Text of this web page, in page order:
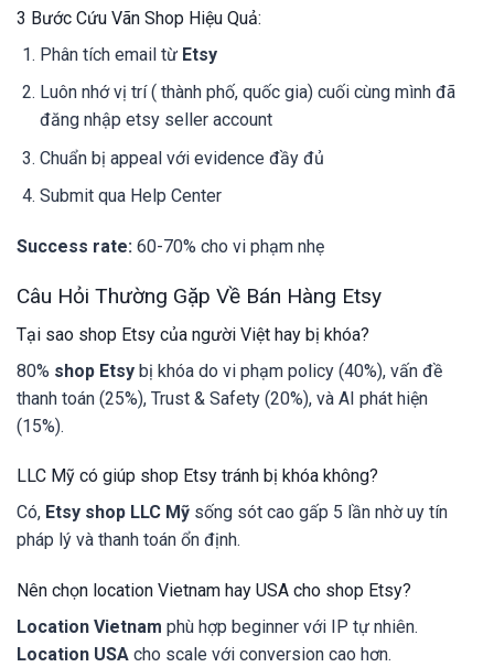
3 Bước Cứu Vãn Shop Hiệu Quả:
Phân tích email từ Etsy
Luôn nhớ vị trí ( thành phố, quốc gia) cuối cùng mình đã
đăng nhập etsy seller account
Chuẩn bị appeal với evidence đầy đủ
Submit qua Help Center
Success rate: 60-70% cho vi phạm nhẹ
Câu Hỏi Thường Gặp Về Bán Hàng Etsy
Tại sao shop Etsy của người Việt hay bị khóa?
80% shop Etsy bị khóa do vi phạm policy (40%), vấn đề
thanh toán (25%), Trust & Safety (20%), và AI phát hiện
(15%).
LLC Mỹ có giúp shop Etsy tránh bị khóa không?
Có, Etsy shop LLC Mỹ sống sót cao gấp 5 lần nhờ uy tín
pháp lý và thanh toán ổn định.
Nên chọn location Vietnam hay USA cho shop Etsy?
Location Vietnam phù hợp beginner với IP tự nhiên.
Location USA cho scale với conversion cao hơn.